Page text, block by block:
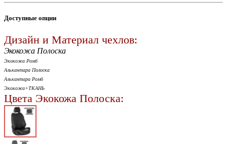
Доступные опции
Дизайн и Материал чехлов:
Экокожа Полоска
Экокожа Ромб
Алькантара Полоска
Алькантара Ромб
Экокожа+ТКАНЬ
Цвета Экокожа Полоска: